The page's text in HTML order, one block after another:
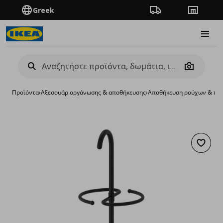
Greek Πορεία παραγγελίας
Camera
Προϊόντα›Aξεσουάρ οργάνωσης & αποθήκευσης›Αποθήκευση ρούχων &